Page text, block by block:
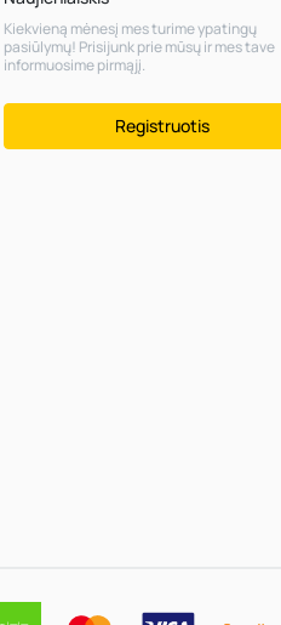
Kiekvieną mėnesį mes turime ypatingų
pasiūlymų! Prisijunk prie mūsų ir mes tave
informuosime pirmąjį.
Registruotis